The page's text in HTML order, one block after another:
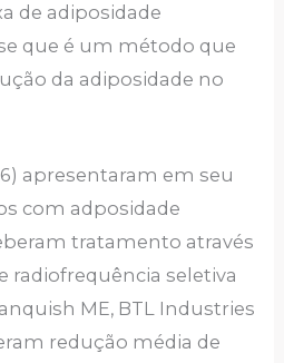
de adiposidade
que é um método que
da adiposidade no
apresentaram em seu
com adposidade
tratamento através
radiofrequência seletiva
ME, BTL Industries
redução média de